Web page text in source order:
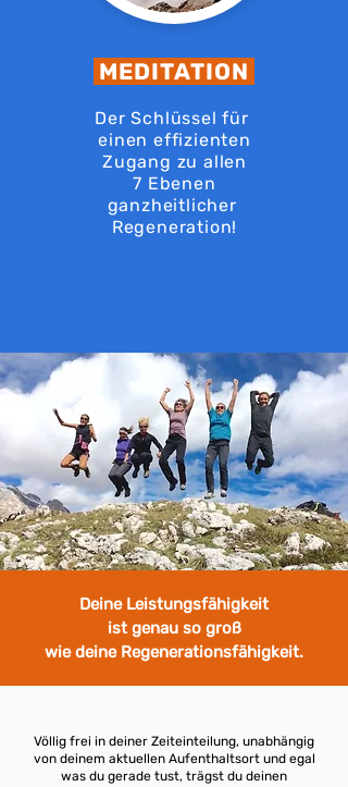
MEDITATION
Der Schlüssel für
einen effizienten
Zugang zu allen
7 Ebenen
ganzheitlicher
Regeneration!
Deine Leistungsfähigkeit
ist genau so groß
wie deine Regenerationsfähigkeit.
Völlig frei in deiner Zeiteinteilung, unabhängig
von deinem aktuellen Aufenthaltsort und egal
was du gerade tust, trägst du deinen